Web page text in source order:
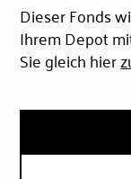
Dieser Fonds
Ihrem Depot
Sie gleich hier